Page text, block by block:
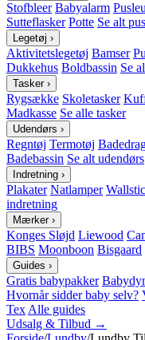
Stofbleer Babyalarm
Sutteflasker Potte Se alt
Legetøj ›
Aktivitetslegetøj Bamser
Dukkehus Boldbassin Se
Tasker ›
Rygsække Skoletasker
Madkasse Se alle tasker
Udendørs ›
Regntøj Termotøj
Badebassin Se alt udendørs
Indretning ›
Plakater Natlamper
indretning
Mærker ›
Konges Sløjd Liewood
BIBS Moonboon Bisgaard
Guides ›
Gratis babypakker
Hvornår sidder baby selv?
Tex Alle guides
Udsalg & Tilbud →